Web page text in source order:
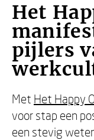
Het
pijlers
Met Het Happy
voor stap een
een stevig